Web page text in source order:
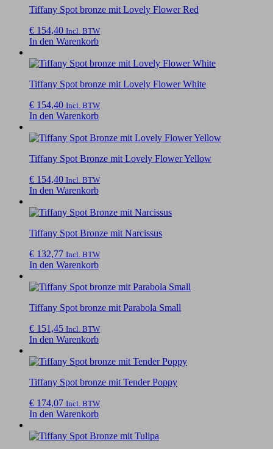
Tiffany Spot bronze mit Lovely Flower Red
€ 154,40 Incl. BTW
In den Warenkorb
Tiffany Spot bronze mit Lovely Flower White
€ 154,40 Incl. BTW
In den Warenkorb
Tiffany Spot Bronze mit Lovely Flower Yellow
€ 154,40 Incl. BTW
In den Warenkorb
Tiffany Spot Bronze mit Narcissus
€ 132,77 Incl. BTW
In den Warenkorb
Tiffany Spot bronze mit Parabola Small
€ 151,45 Incl. BTW
In den Warenkorb
Tiffany Spot bronze mit Tender Poppy
€ 174,07 Incl. BTW
In den Warenkorb